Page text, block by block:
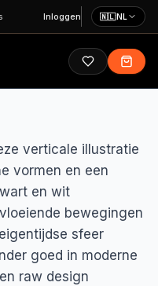
Inloggen 🇳🇱NL
verticale illustratie
vormen en een
en wit
bewegingen
sfeer
goed in moderne
raw design